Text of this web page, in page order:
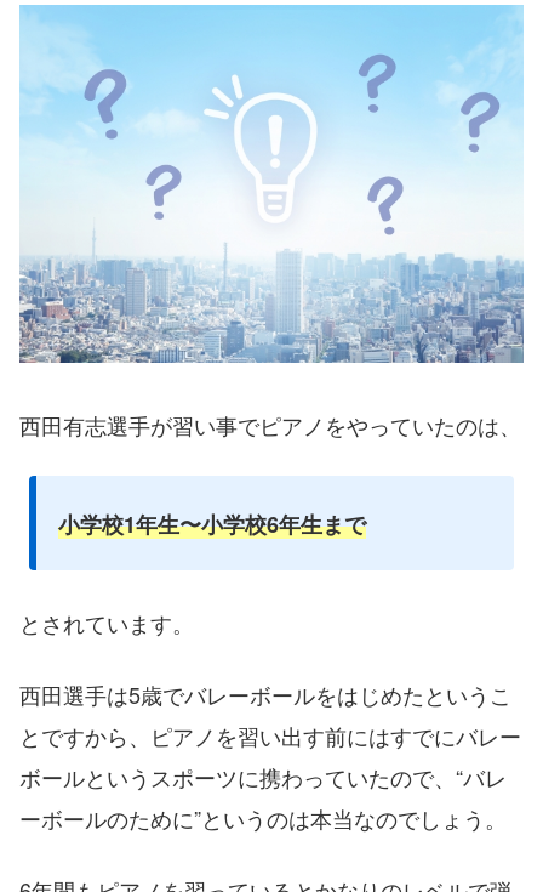
西田有志選手が習い事でピアノをやっていたのは、
小学校1年生〜小学校6年生まで
とされています。
西田選手は5歳でバレーボールをはじめたというこ
とですから、ピアノを習い出す前にはすでにバレー
ボールというスポーツに携わっていたので、“バレ
ーボールのために”というのは本当なのでしょう。